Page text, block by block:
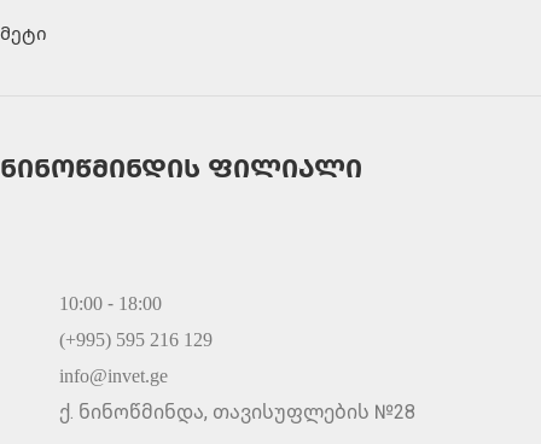
მეტი
ნინოწმინდის ფილიალი
10:00 - 18:00
(+995) 595 216 129
info@invet.ge
ქ. ნინოწმინდა, თავისუფლების №28